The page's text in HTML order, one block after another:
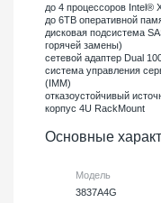
до 4 процессоров Intel®
до 6TB оперативной
дисковая подсистема
горячей замены)
сетевой адаптер Dual
система управления
(IMM)
отказоустойчивый
корпус 4U RackMount
Основные
Модель
3837A4G